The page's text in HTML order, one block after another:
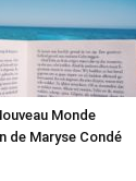
Monde
de Maryse Condé